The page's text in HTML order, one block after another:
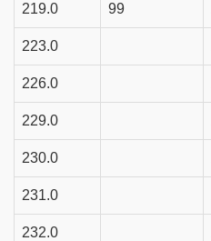
219.0 99
223.0
226.0
229.0
230.0
231.0
232.0